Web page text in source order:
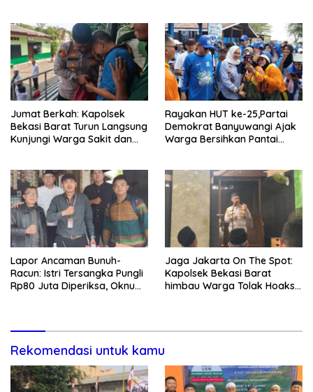
Jumat Berkah: Kapolsek
Bekasi Barat Turun Langsung
Kunjungi Warga Sakit dan
Rayakan HUT ke-25,Partai
Demokrat Banyuwangi Ajak
Warga Bersihkan Pantai
Lapor Ancaman Bunuh-
Racun: Istri Tersangka Pungli
Rp80 Juta Diperiksa, Oknum
Jaga Jakarta On The Spot:
Kapolsek Bekasi Barat
himbau Warga Tolak Hoaks
Rekomendasi untuk kamu